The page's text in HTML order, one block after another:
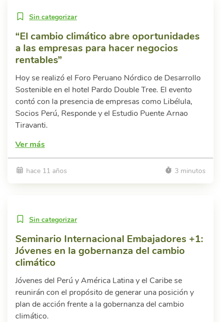
Sin categorizar
“El cambio climático abre oportunidades
a las empresas para hacer negocios
rentables”
Hoy se realizó el Foro Peruano Nórdico de Desarrollo
Sostenible en el hotel Pardo Double Tree. El evento
contó con la presencia de empresas como Libélula,
Socios Perú, Responde y el Estudio Puente Arnao
Tiravanti.
Ver más
hace 11 años 3 minutos
Sin categorizar
Seminario Internacional Embajadores +1:
Jóvenes en la gobernanza del cambio
climático
Jóvenes del Perú y América Latina y el Caribe se
reunirán con el propósito de generar una posición y
plan de acción frente a la gobernanza del cambio
climático.